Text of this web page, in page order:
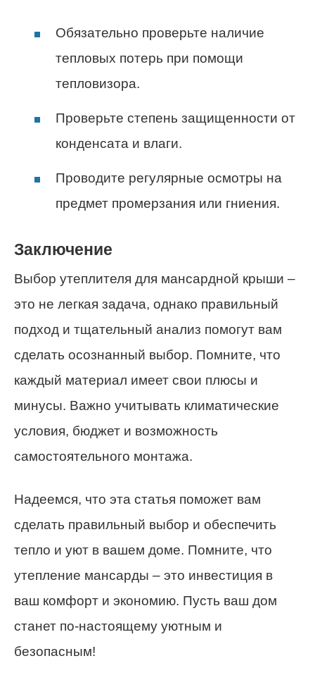
Обязательно проверьте наличие
тепловых потерь при помощи
тепловизора.
Проверьте степень защищенности от
конденсата и влаги.
Проводите регулярные осмотры на
предмет промерзания или гниения.
Заключение
Выбор утеплителя для мансардной крыши –
это не легкая задача, однако правильный
подход и тщательный анализ помогут вам
сделать осознанный выбор. Помните, что
каждый материал имеет свои плюсы и
минусы. Важно учитывать климатические
условия, бюджет и возможность
самостоятельного монтажа.
Надеемся, что эта статья поможет вам
сделать правильный выбор и обеспечить
тепло и уют в вашем доме. Помните, что
утепление мансарды – это инвестиция в
ваш комфорт и экономию. Пусть ваш дом
станет по-настоящему уютным и
безопасным!